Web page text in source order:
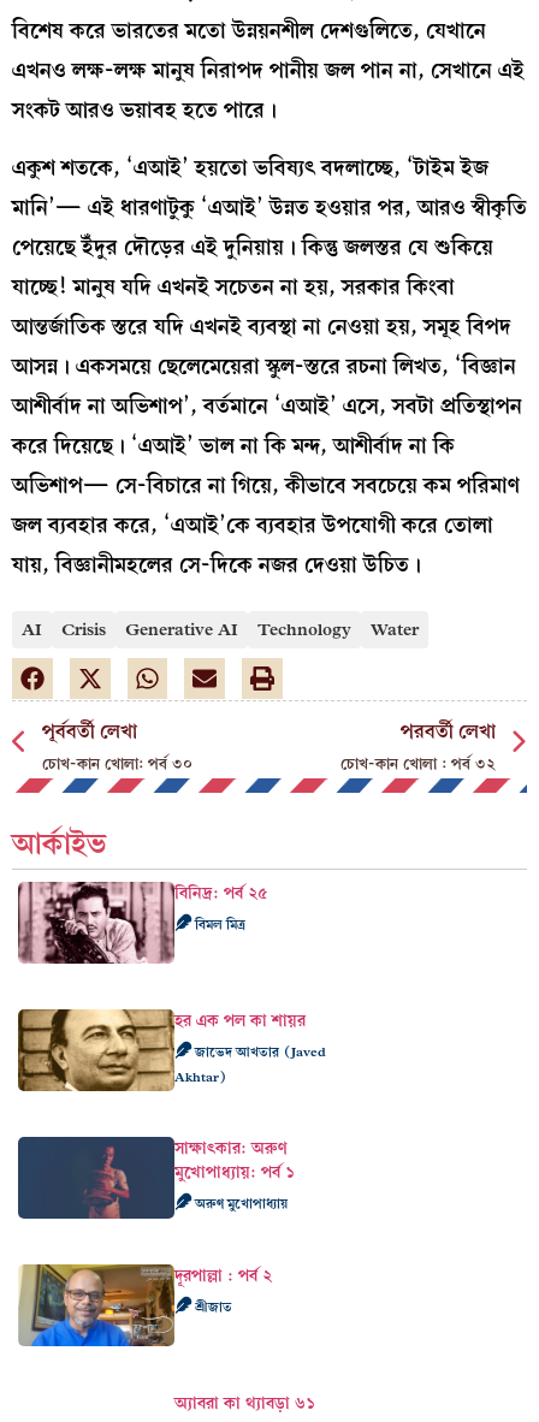
বিশেষ করে ভারতের মতো উন্নয়নশীল দেশগুলিতে, যেখানে
এখনও লক্ষ-লক্ষ মানুষ নিরাপদ পানীয় জল পান না, সেখানে এই
সংকট আরও ভয়াবহ হতে পারে।
একুশ শতকে, ‘এআই’ হয়তো ভবিষ্যৎ বদলাচ্ছে, ‘টাইম ইজ
মানি’— এই ধারণাটুকু ‘এআই’ উন্নত হওয়ার পর, আরও স্বীকৃতি
পেয়েছে ইঁদুর দৌড়ের এই দুনিয়ায়। কিন্তু জলস্তর যে শুকিয়ে
যাচ্ছে! মানুষ যদি এখনই সচেতন না হয়, সরকার কিংবা
আন্তর্জাতিক স্তরে যদি এখনই ব্যবস্থা না নেওয়া হয়, সমূহ বিপদ
আসন্ন। একসময়ে ছেলেমেয়েরা স্কুল-স্তরে রচনা লিখত, ‘বিজ্ঞান
আশীর্বাদ না অভিশাপ’, বর্তমানে ‘এআই’ এসে, সবটা প্রতিস্থাপন
করে দিয়েছে। ‘এআই’ ভাল না কি মন্দ, আশীর্বাদ না কি
অভিশাপ— সে-বিচারে না গিয়ে, কীভাবে সবচেয়ে কম পরিমাণ
জল ব্যবহার করে, ‘এআই’কে ব্যবহার উপযোগী করে তোলা
যায়, বিজ্ঞানীমহলের সে-দিকে নজর দেওয়া উচিত।
AI Crisis Generative AI Technology Water
পূর্ববর্তী লেখা
চোখ-কান খোলা: পর্ব ৩০
পরবর্তী লেখা
চোখ-কান খোলা : পর্ব ৩২
আর্কাইভ
বিনিদ্র: পর্ব ২৫
বিমল মিত্র
হর এক পল কা শায়র
জাভেদ আখতার (Javed
Akhtar)
সাক্ষাৎকার: অরুণ
মুখোপাধ্যায়: পর্ব ১
অরুণ মুখোপাধ্যায়
দূরপাল্লা : পর্ব ২
শ্রীজাত
অ্যাবরা কা থ্যাবড়া ৬১